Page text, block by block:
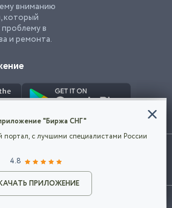
объявление
вниманию
который
в
и ремонта.
числе подача объявлений, означает
являются собственностью их
©2026Биржа СНГ
cookie, чтобы сделать
каждого
компании
использования cookie.
"Биржа СНГ"
портал, с лучшими специалистами России
4.8
ПРИЛОЖЕНИЕ